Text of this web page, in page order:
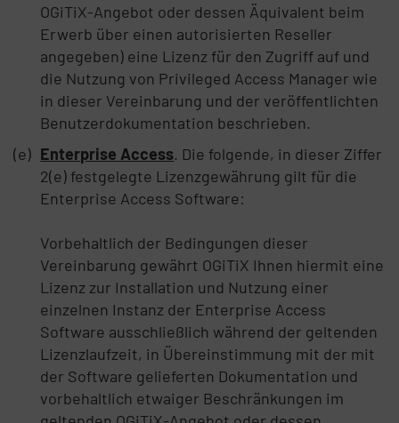
OGiTiX-Angebot oder dessen Äquivalent beim
Erwerb über einen autorisierten Reseller
angegeben) eine Lizenz für den Zugriff auf und
die Nutzung von Privileged Access Manager wie
in dieser Vereinbarung und der veröffentlichten
Benutzerdokumentation beschrieben.
Enterprise Access. Die folgende, in dieser Ziffer
2(e) festgelegte Lizenzgewährung gilt für die
Enterprise Access Software:
Vorbehaltlich der Bedingungen dieser
Vereinbarung gewährt OGiTiX Ihnen hiermit eine
Lizenz zur Installation und Nutzung einer
einzelnen Instanz der Enterprise Access
Software ausschließlich während der geltenden
Lizenzlaufzeit, in Übereinstimmung mit der mit
der Software gelieferten Dokumentation und
vorbehaltlich etwaiger Beschränkungen im